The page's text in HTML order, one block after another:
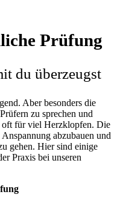
Prüfung
du überzeugst
Aber besonders die
zu sprechen und
oft für viel Herzklopfen. Die
abzubauen und
gehen. Hier sind einige
Praxis bei unseren